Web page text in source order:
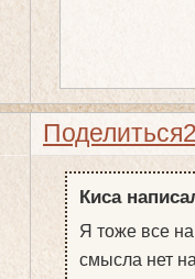
Поделиться
Киса
Я тоже все на
смысла нет